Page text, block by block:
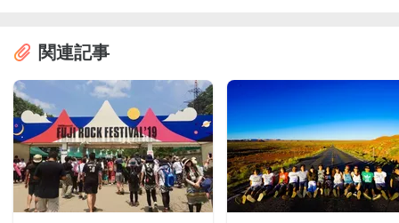
関連記事